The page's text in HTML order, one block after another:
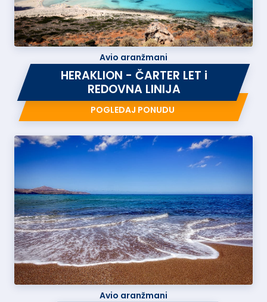
Avio aranžmani
HERAKLION - ČARTER LET i
REDOVNA LINIJA
POGLEDAJ PONUDU
Avio aranžmani